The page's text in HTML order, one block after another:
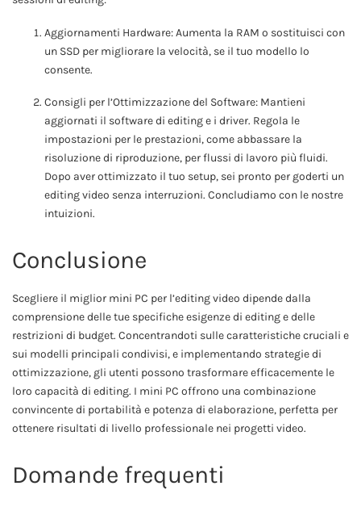
Aggiornamenti Hardware: Aumenta la RAM o sostituisci con
un SSD per migliorare la velocità, se il tuo modello lo
consente.
Consigli per l’Ottimizzazione del Software: Mantieni
aggiornati il software di editing e i driver. Regola le
impostazioni per le prestazioni, come abbassare la
risoluzione di riproduzione, per flussi di lavoro più fluidi.
Dopo aver ottimizzato il tuo setup, sei pronto per goderti un
editing video senza interruzioni. Concludiamo con le nostre
intuizioni.
Conclusione
Scegliere il miglior mini PC per l’editing video dipende dalla
comprensione delle tue specifiche esigenze di editing e delle
restrizioni di budget. Concentrandoti sulle caratteristiche cruciali e
sui modelli principali condivisi, e implementando strategie di
ottimizzazione, gli utenti possono trasformare efficacemente le
loro capacità di editing. I mini PC offrono una combinazione
convincente di portabilità e potenza di elaborazione, perfetta per
ottenere risultati di livello professionale nei progetti video.
Domande frequenti